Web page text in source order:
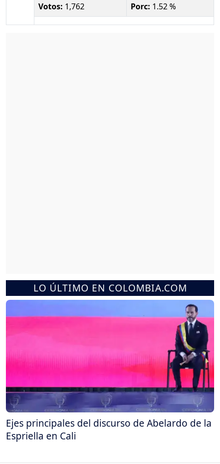
Votos: 1,762 Porc: 1.52 %
LO ÚLTIMO EN COLOMBIA.COM
Ejes principales del discurso de Abelardo de la
Espriella en Cali